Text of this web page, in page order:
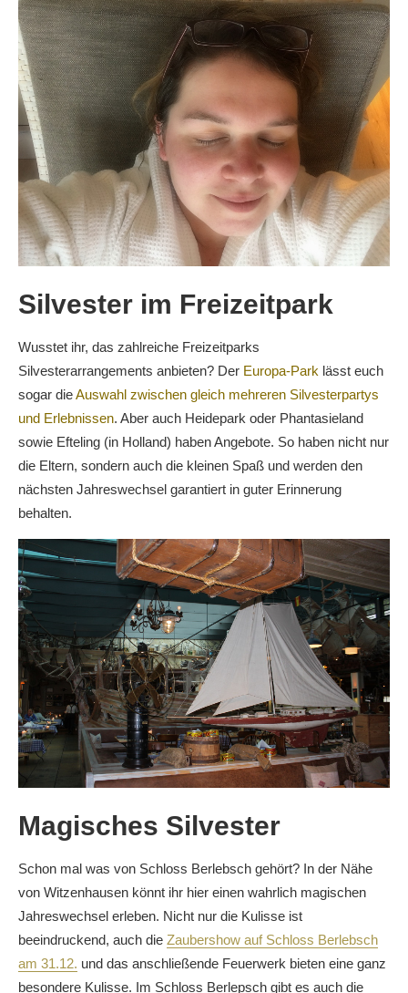
Silvester im Freizeitpark
Wusstet ihr, das zahlreiche Freizeitparks
Silvesterarrangements anbieten? Der Europa-Park lässt euch
sogar dieAuswahl zwischen gleich mehreren Silvesterpartys
und Erlebnissen. Aber auch Heidepark oder Phantasieland
sowie Efteling (in Holland) haben Angebote. So haben nicht nur
die Eltern, sondern auch die kleinen Spaß und werden den
nächsten Jahreswechsel garantiert in guter Erinnerung
behalten.
Magisches Silvester
Schon mal was von Schloss Berlebsch gehört? In der Nähe
von Witzenhausen könnt ihr hier einen wahrlich magischen
Jahreswechsel erleben. Nicht nur die Kulisse ist
beeindruckend, auch die Zaubershow auf Schloss Berlebsch
am 31.12. und das anschließende Feuerwerk bieten eine ganz
besondere Kulisse. Im Schloss Berlepsch gibt es auch die